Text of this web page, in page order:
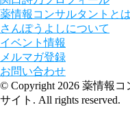
薬情報コンサルタントと
さんぽうよしについて
イベント情報
メルマガ登録
お問い合わせ
© Copyright 2026 薬情報
サイト. All rights reserved.